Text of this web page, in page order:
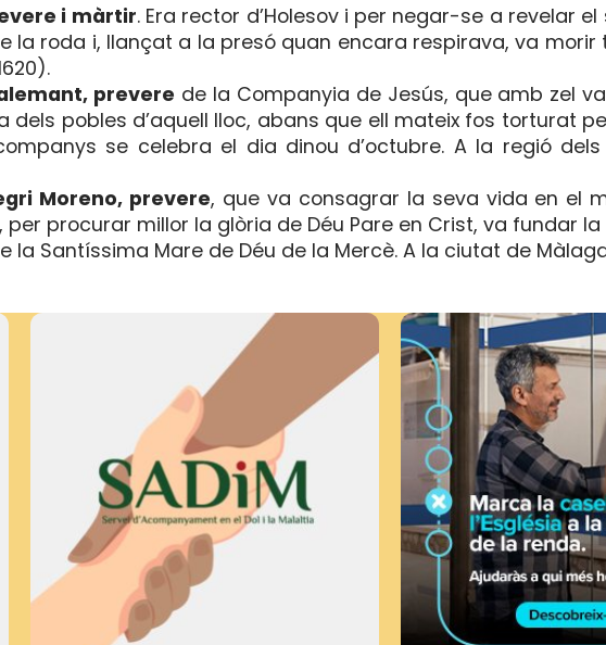
i màrtir. Era rector d’Holesov i per negar-se a revelar
la roda i, llançat a la presó quan encara respirava, va morir
prevere de la Companyia de Jesús, que amb zel
dels pobles d’aquell lloc, abans que ell mateix fos torturat
se celebra el dia dinou d’octubre. A la regió
Moreno, prevere, que va consagrar la seva vida en el
per procurar millor la glòria de Déu Pare en Crist, va fundar
la Santíssima Mare de Déu de la Mercè. A la ciutat de